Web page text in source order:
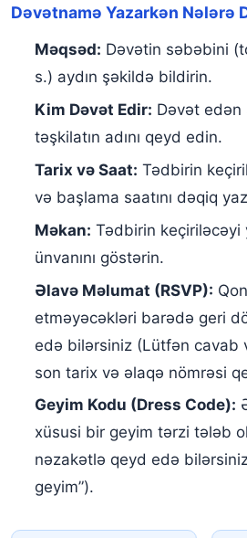
Dəvətnamə Yazarkən Nələrə
Məqsəd: Dəvətin səbəbini
s.) aydın şəkildə bildirin.
Kim Dəvət Edir: Dəvət edən
təşkilatın adını qeyd edin.
Tarix və Saat: Tədbirin
və başlama saatını dəqiq
Məkan: Tədbirin keçiriləcəyi
ünvanını göstərin.
Əlavə Məlumat (RSVP):
etməyəcəkləri barədə geri
edə bilərsiniz (Lütfən cavab
son tarix və əlaqə nömrəsi
Geyim Kodu (Dress Code):
xüsusi bir geyim tərzi tələb
nəzakətlə qeyd edə
geyim”).